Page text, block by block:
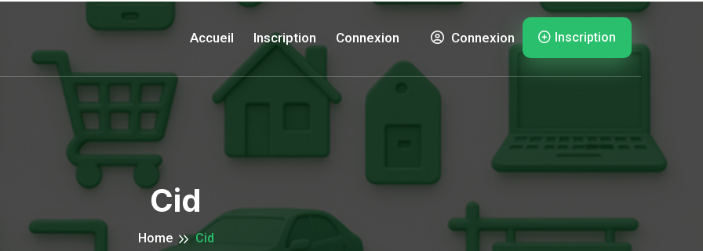
Accueil Inscription Connexion Connexion Inscription
Cid
Home Cid